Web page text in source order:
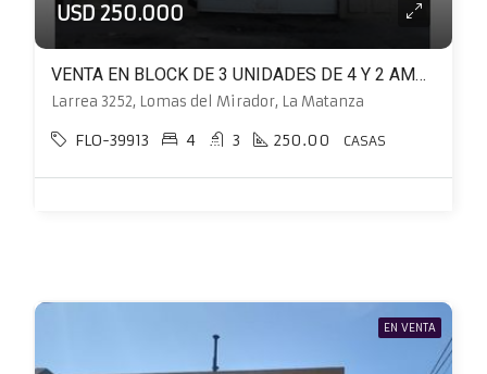
USD 250.000
VENTA EN BLOCK DE 3 UNIDADES DE 4 Y 2 AMBIENTES MÁS LOCAL EN PLANTA BAJA
Larrea 3252, Lomas del Mirador, La Matanza
FLO-39913 4 3 250.00 CASAS
EN VENTA